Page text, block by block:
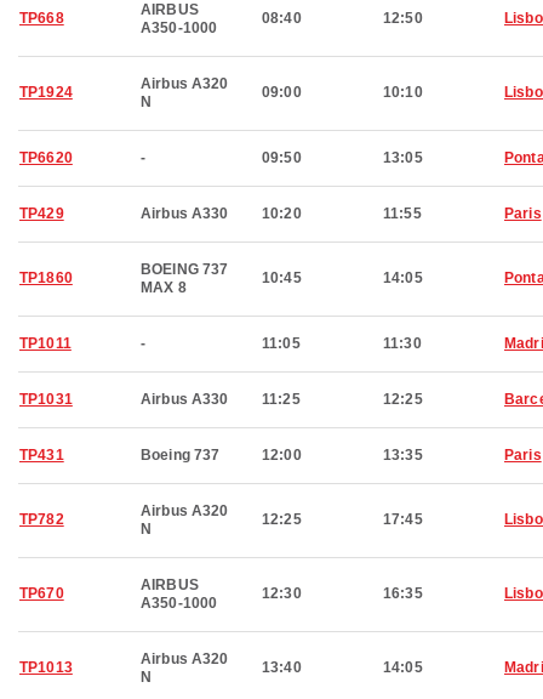
TP668
AIRBUS
A350-1000
08:40 12:50
TP1924
Airbus A320
N
09:00 10:10
TP6620 - 09:50 13:05
TP429 Airbus A330 10:20 11:55 Paris
TP1860
BOEING 737
MAX 8
10:45 14:05
TP1011 - 11:05 11:30
TP1031 Airbus A330 11:25 12:25
TP431 Boeing 737 12:00 13:35 Paris
TP782
Airbus A320
N
12:25 17:45
TP670
AIRBUS
A350-1000
12:30 16:35
TP1013
Airbus A320
N
13:40 14:05